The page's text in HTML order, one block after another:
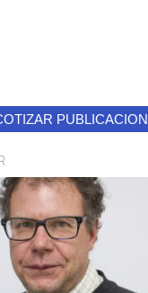
PUBLICACION